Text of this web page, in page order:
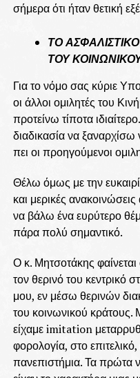
σήμερα ότι ήταν θετική
ΤΟ
ΤΟΥ
Για το νόμο σας κύριε
οι άλλοι ομιλητές του
προτείνω τίποτα
διαδικασία να
πει οι προηγούμενοι
Θέλω όμως με την
και μερικές
να βάλω ένα ευρύτερο
πάρα πολύ σημαντικό.
Ο κ. Μητσοτάκης φαίνεται
τον θερινό του κεντρικό
μου, εν μέσω θερινών
του κοινωνικού κράτους.
είχαμε imitation
φορολογία, στο
πανεπιστήμια. Τα πρώτα